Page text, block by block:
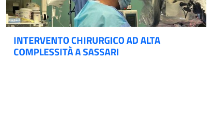
INTERVENTO CHIRURGICO AD ALTA
COMPLESSITÀ A SASSARI